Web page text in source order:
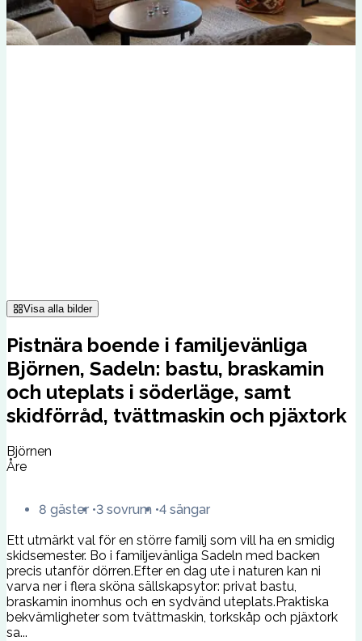
Visa alla bilder
Pistnära boende i familjevänliga
Björnen, Sadeln: bastu, braskamin
och uteplats i söderläge, samt
skidförråd, tvättmaskin och pjäxtork
Björnen
Åre
8 gäster 3 sovrum 4 sängar
Ett utmärkt val för en större familj som vill ha en smidig
skidsemester. Bo i familjevänliga Sadeln med backen
precis utanför dörren.Efter en dag ute i naturen kan ni
varva ner i flera sköna sällskapsytor: privat bastu,
braskamin inomhus och en sydvänd uteplats.Praktiska
bekvämligheter som tvättmaskin, torkskåp och pjäxtork
sa...